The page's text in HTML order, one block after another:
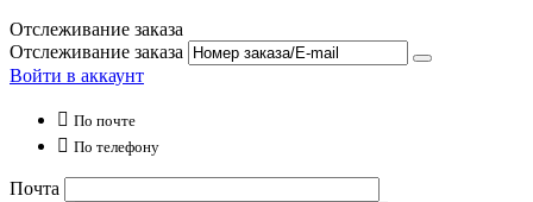
Отслеживание заказа
Отслеживание заказа
Войти в аккаунт
 По почте
 По телефону
Почта